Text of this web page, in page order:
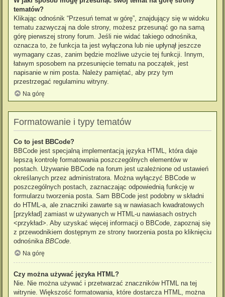
tematów?
Klikając odnośnik “Przesuń temat w górę”, znajdujący się w widoku
tematu zazwyczaj na dole strony, możesz przesunąć go na samą
górę pierwszej strony forum. Jeśli nie widać takiego odnośnika,
oznacza to, że funkcja ta jest wyłączona lub nie upłynął jeszcze
wymagany czas, zanim będzie możliwe użycie tej funkcji. Innym,
łatwym sposobem na przesunięcie tematu na początek, jest
napisanie w nim posta. Należy pamiętać, aby przy tym
przestrzegać regulaminu witryny.
Na górę
Formatowanie i typy tematów
Co to jest BBCode?
BBCode jest specjalną implementacją języka HTML, która daje
lepszą kontrolę formatowania poszczególnych elementów w
postach. Używanie BBCode na forum jest uzależnione od ustawień
określanych przez administratora. Można wyłączyć BBCode w
poszczególnych postach, zaznaczając odpowiednią funkcję w
formularzu tworzenia posta. Sam BBCode jest podobny w składni
do HTML-a, ale znaczniki zawarte są w nawiasach kwadratowych
[przykład] zamiast w używanych w HTML-u nawiasach ostrych
<przykład>. Aby uzyskać więcej informacji o BBCode, zapoznaj się
z przewodnikiem dostępnym ze strony tworzenia posta po kliknięciu
odnośnika BBCode.
Na górę
Czy można używać języka HTML?
Nie. Nie można używać i przetwarzać znaczników HTML na tej
witrynie. Większość formatowania, które dostarcza HTML, można